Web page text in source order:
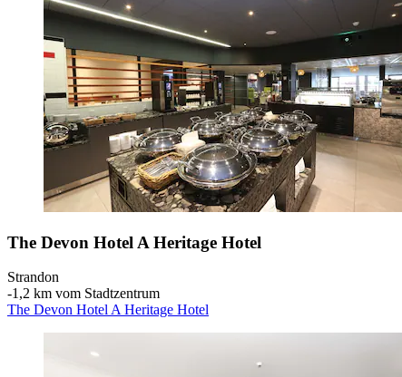
The Devon Hotel A Heritage Hotel
Strandon
‐1,2 km vom Stadtzentrum
The Devon Hotel A Heritage Hotel